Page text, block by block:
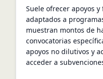
Suele ofrecer apoyos
adaptados a
muestran montos de
convocatorias
apoyos no dilutivos y
acceder a